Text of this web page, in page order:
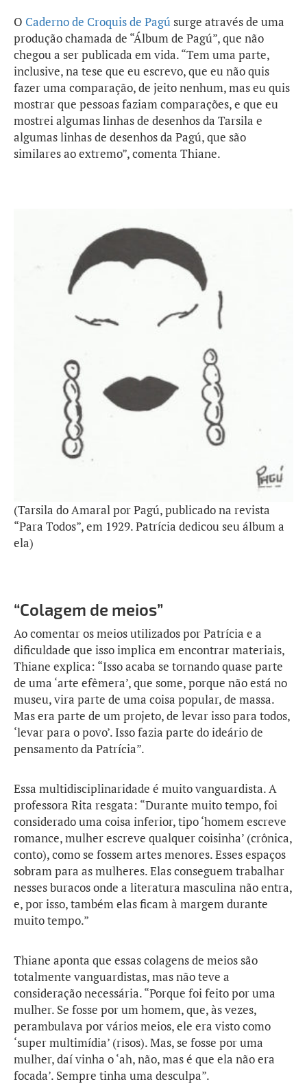
O Caderno de Croquis de Pagú surge através de uma
produção chamada de “Álbum de Pagú”, que não
chegou a ser publicada em vida. “Tem uma parte,
inclusive, na tese que eu escrevo, que eu não quis
fazer uma comparação, de jeito nenhum, mas eu quis
mostrar que pessoas faziam comparações, e que eu
mostrei algumas linhas de desenhos da Tarsila e
algumas linhas de desenhos da Pagú, que são
similares ao extremo”, comenta Thiane.
(Tarsila do Amaral por Pagú, publicado na revista
“Para Todos”, em 1929. Patrícia dedicou seu álbum a
ela)
“Colagem de meios”
Ao comentar os meios utilizados por Patrícia e a
dificuldade que isso implica em encontrar materiais,
Thiane explica: “Isso acaba se tornando quase parte
de uma ‘arte efêmera’, que some, porque não está no
museu, vira parte de uma coisa popular, de massa.
Mas era parte de um projeto, de levar isso para todos,
‘levar para o povo’. Isso fazia parte do ideário de
pensamento da Patrícia”.
Essa multidisciplinaridade é muito vanguardista. A
professora Rita resgata: “Durante muito tempo, foi
considerado uma coisa inferior, tipo ‘homem escreve
romance, mulher escreve qualquer coisinha’ (crônica,
conto), como se fossem artes menores. Esses espaços
sobram para as mulheres. Elas conseguem trabalhar
nesses buracos onde a literatura masculina não entra,
e, por isso, também elas ficam à margem durante
muito tempo.”
Thiane aponta que essas colagens de meios são
totalmente vanguardistas, mas não teve a
consideração necessária. “Porque foi feito por uma
mulher. Se fosse por um homem, que, às vezes,
perambulava por vários meios, ele era visto como
‘super multimídia’ (risos). Mas, se fosse por uma
mulher, daí vinha o ‘ah, não, mas é que ela não era
focada’. Sempre tinha uma desculpa”.